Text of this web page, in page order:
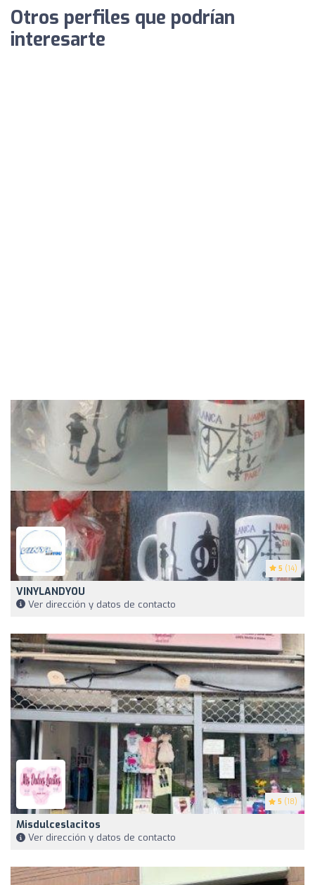
Otros perfiles que podrían
interesarte
5 (14)
VINYLANDYOU
Ver dirección y datos de contacto
5 (18)
Misdulceslacitos
Ver dirección y datos de contacto